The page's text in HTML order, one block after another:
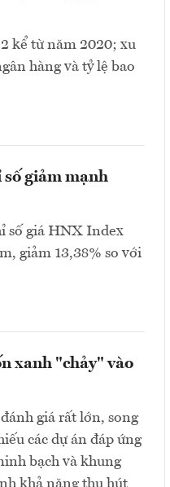
kể từ năm 2020; xu
hàng và tỷ lệ bao
giảm mạnh
số giá HNX Index
giảm 13,38% so với
xanh "chảy" vào
giá rất lớn, song
các dự án đáp ứng
bạch và khung
khả năng thu hút